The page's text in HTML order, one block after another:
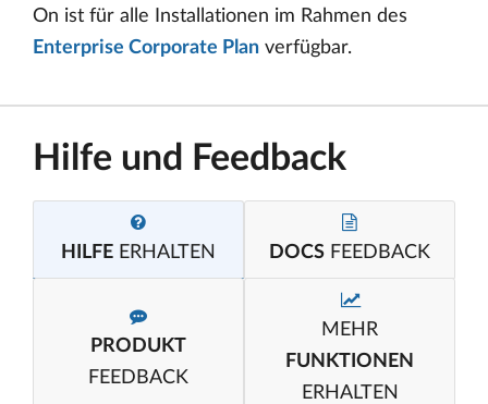
On ist für alle Installationen im Rahmen des
Enterprise Corporate Plan verfügbar.
Hilfe und Feedback
HILFE ERHALTEN DOCS FEEDBACK
PRODUKT
FEEDBACK
MEHR
FUNKTIONEN
ERHALTEN